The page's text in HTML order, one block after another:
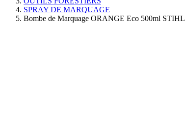
SPRAY DE MARQUAGE
Bombe de Marquage ORANGE Eco 500ml STIHL